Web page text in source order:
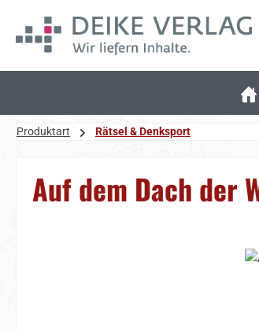
Hauptinhalt springen
Zur Suche springen
Zur Hauptnavigation springen
Produktart Rätsel & Denksport
Auf dem Dach der